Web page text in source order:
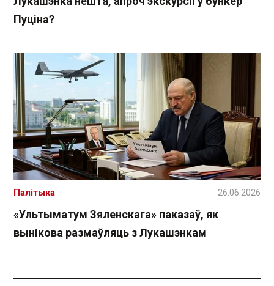
Пуціна?
«Ультыматум Зяленскага» паказаў, як
вынікова размаўляць з Лукашэнкам
Палітыка 26.06.2026